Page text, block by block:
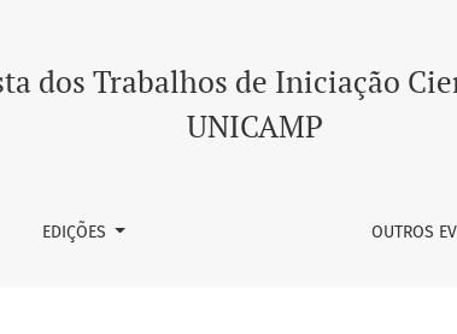
dos Trabalhos de Iniciação
UNICAMP
EDIÇÕES OUTROS